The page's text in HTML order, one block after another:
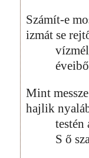
Számít-e
izmát se
Mint
hajlik
testén
S ő